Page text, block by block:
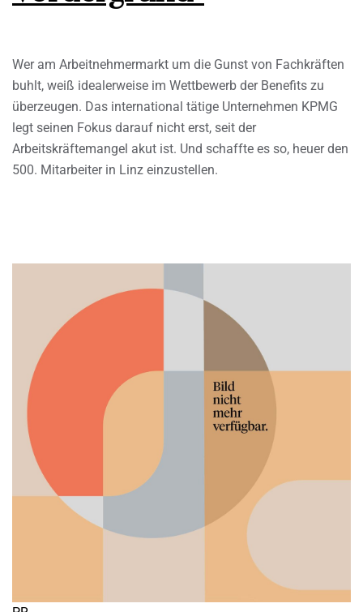
Wer am Arbeitnehmermarkt um die Gunst von Fachkräften
buhlt, weiß idealerweise im Wettbewerb der Benefits zu
überzeugen. Das international tätige Unternehmen KPMG
legt seinen Fokus darauf nicht erst, seit der
Arbeitskräftemangel akut ist. Und schaffte es so, heuer den
500. Mitarbeiter in Linz einzustellen.